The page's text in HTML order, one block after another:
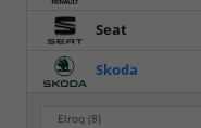
Seat
Skoda
Elroq(8)